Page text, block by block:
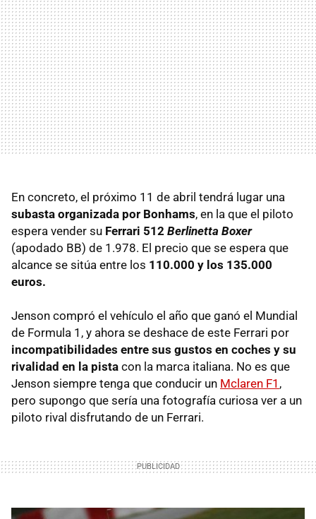
En concreto, el próximo 11 de abril tendrá lugar una
subasta organizada por Bonhams, en la que el piloto
espera vender su Ferrari 512 Berlinetta Boxer
(apodado BB) de 1.978. El precio que se espera que
alcance se sitúa entre los 110.000 y los 135.000
euros.
Jenson compró el vehículo el año que ganó el Mundial
de Formula 1, y ahora se deshace de este Ferrari por
incompatibilidades entre sus gustos en coches y su
rivalidad en la pista con la marca italiana. No es que
Jenson siempre tenga que conducir un Mclaren F1 ,
pero supongo que sería una fotografía curiosa ver a un
piloto rival disfrutando de un Ferrari.